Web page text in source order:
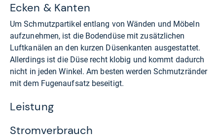
Ecken & Kanten
Um Schmutzpartikel entlang von Wänden und Möbeln
aufzunehmen, ist die Bodendüse mit zusätzlichen
Luftkanälen an den kurzen Düsenkanten ausgestattet.
Allerdings ist die Düse recht klobig und kommt dadurch
nicht in jeden Winkel. Am besten werden Schmutzränder
mit dem Fugenaufsatz beseitigt.
Leistung
Stromverbrauch